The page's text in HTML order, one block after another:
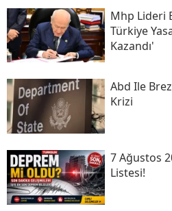
Mhp Lideri
Türkiye
Kazandı'
Abd Ile
Krizi
7 Ağustos
Listesi!